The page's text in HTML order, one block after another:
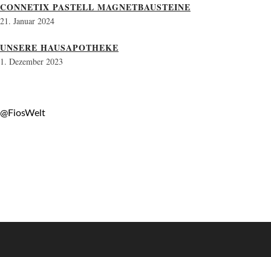
CONNETIX PASTELL MAGNETBAUSTEINE
21. Januar 2024
UNSERE HAUSAPOTHEKE
1. Dezember 2023
@FiosWelt